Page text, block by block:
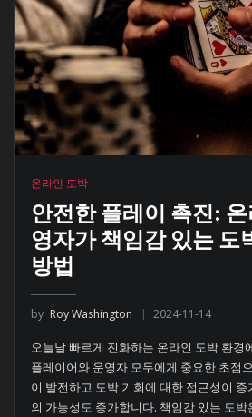
온라인 도박
안전한 플레이 촉진:
영자가 책임감 있는 도
방법
by Roy Washington 2024-11-14
오늘날 빠르게 진화하는 온라인 도박 환경
플레이어와 운영자 모두에게 중요한 초점
이 발전하고 도박 기회에 대한 접근성이
의 가능성도 증가합니다. 책임감 있는 도